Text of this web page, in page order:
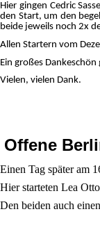
Hier gingen Cedric
den Start, um den
beide jeweils noch 2x
Allen Startern vom
Ein großes
Vielen, vielen Dank.
Offene
Einen Tag später am
Hier starteten Lea
Den beiden auch